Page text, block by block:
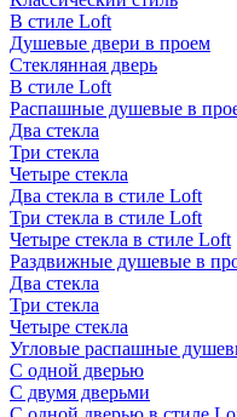
В стиле Loft
Душевые двери в проем
Стеклянная дверь
В стиле Loft
Распашные душевые в
Два стекла
Три стекла
Четыре стекла
Два стекла в стиле Loft
Три стекла в стиле Loft
Четыре стекла в стиле Loft
Раздвижные душевые в
Два стекла
Три стекла
Четыре стекла
Угловые распашные
С одной дверью
С двумя дверьми